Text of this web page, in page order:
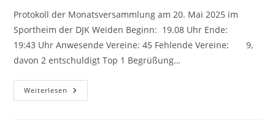
Protokoll der Monatsversammlung am 20. Mai 2025 im
Sportheim der DJK Weiden Beginn: 19.08 Uhr Ende:
19:43 Uhr Anwesende Vereine: 45 Fehlende Vereine: 9,
davon 2 entschuldigt Top 1 Begrüßung…
Weiterlesen Protokoll
Der